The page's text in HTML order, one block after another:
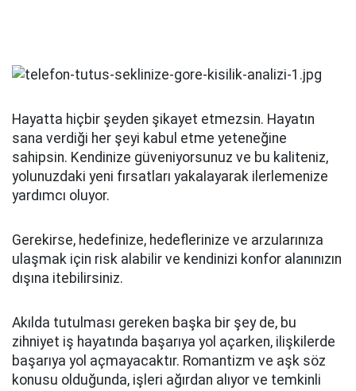
Hayatta hiçbir şeyden şikayet etmezsin. Hayatın
sana verdiği her şeyi kabul etme yeteneğine
sahipsin. Kendinize güveniyorsunuz ve bu kaliteniz,
yolunuzdaki yeni fırsatları yakalayarak ilerlemenize
yardımcı oluyor.
Gerekirse, hedefinize, hedeflerinize ve arzularınıza
ulaşmak için risk alabilir ve kendinizi konfor alanınızın
dışına itebilirsiniz.
Akılda tutulması gereken başka bir şey de, bu
zihniyet iş hayatında başarıya yol açarken, ilişkilerde
başarıya yol açmayacaktır. Romantizm ve aşk söz
konusu olduğunda, işleri ağırdan alıyor ve temkinli